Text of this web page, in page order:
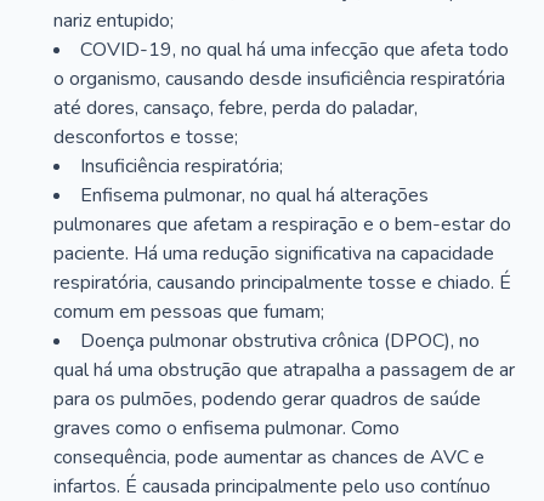
nariz entupido;
COVID-19, no qual há uma infecção que afeta todo
o organismo, causando desde insuficiência respiratória
até dores, cansaço, febre, perda do paladar,
desconfortos e tosse;
Insuficiência respiratória;
Enfisema pulmonar, no qual há alterações
pulmonares que afetam a respiração e o bem-estar do
paciente. Há uma redução significativa na capacidade
respiratória, causando principalmente tosse e chiado. É
comum em pessoas que fumam;
Doença pulmonar obstrutiva crônica (DPOC), no
qual há uma obstrução que atrapalha a passagem de ar
para os pulmões, podendo gerar quadros de saúde
graves como o enfisema pulmonar. Como
consequência, pode aumentar as chances de AVC e
infartos. É causada principalmente pelo uso contínuo